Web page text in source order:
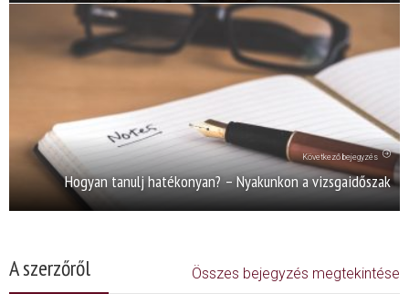
Következő bejegyzés
Hogyan tanulj hatékonyan? – Nyakunkon a vizsgaidőszak
A szerzőről
Összes bejegyzés megtekintése